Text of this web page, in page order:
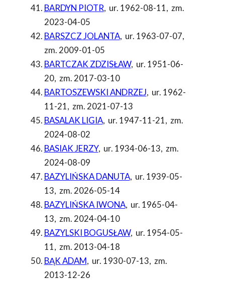
BARDYN PIOTR, ur. 1962-08-11, zm.
2023-04-05
BARSZCZ JOLANTA, ur. 1963-07-07,
zm. 2009-01-05
BARTCZAK ZDZISŁAW, ur. 1951-06-
20, zm. 2017-03-10
BARTOSZEWSKI ANDRZEJ, ur. 1962-
11-21, zm. 2021-07-13
BASALAK LIGIA, ur. 1947-11-21, zm.
2024-08-02
BASIAK JERZY, ur. 1934-06-13, zm.
2024-08-09
BAZYLIŃSKA DANUTA, ur. 1939-05-
13, zm. 2026-05-14
BAZYLIŃSKA IWONA, ur. 1965-04-
13, zm. 2024-04-10
BAZYLSKI BOGUSŁAW, ur. 1954-05-
11, zm. 2013-04-18
BĄK ADAM, ur. 1930-07-13, zm.
2013-12-26